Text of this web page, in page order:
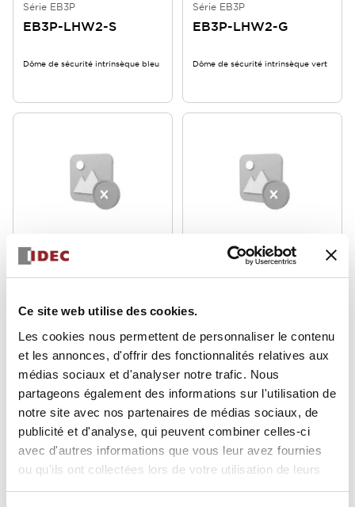
Ce site web utilise des cookies.
Les cookies nous permettent de personnaliser le contenu
et les annonces, d'offrir des fonctionnalités relatives aux
médias sociaux et d'analyser notre trafic. Nous
partageons également des informations sur l'utilisation de
notre site avec nos partenaires de médias sociaux, de
publicité et d'analyse, qui peuvent combiner celles-ci
avec d'autres informations que vous leur avez fournies
ou qu'ils ont collectées lors de votre utilisation de leurs
services.
Série EB3P
EB3P-LHW2-S
Dôme de sécurité intrinsèque bleu
Série EB3P
EB3P-LHW2-G
Dôme de sécurité intrinsèque vert
Série EB3P
EB3P-LHW1-W
Lampe témoin 22mm à sécurité
intrinsèque
Série EB3P
EB3P-LHW1-R
intrinsèque
Série EB3P Série EB3P